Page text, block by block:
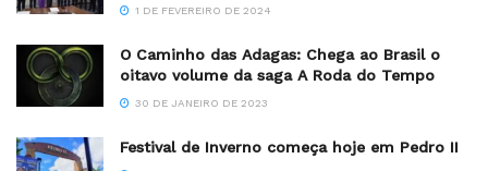
1 DE FEVEREIRO DE 2024
O Caminho das Adagas: Chega ao Brasil o
oitavo volume da saga A Roda do Tempo
30 DE JANEIRO DE 2023
Festival de Inverno começa hoje em Pedro II